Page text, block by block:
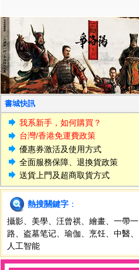
書城快訊
我系新手，如何購買？
台灣/香港免運費政策
優惠券激活及使用方式
全面服務保障、退換貨政策
送貨上門及超商取貨方式
熱搜關鍵字 ：
攝影
美學 汪曾祺 繪畫
一帶一
路
盗墓笔记 瑜伽 烹饪 中醫
人工智能